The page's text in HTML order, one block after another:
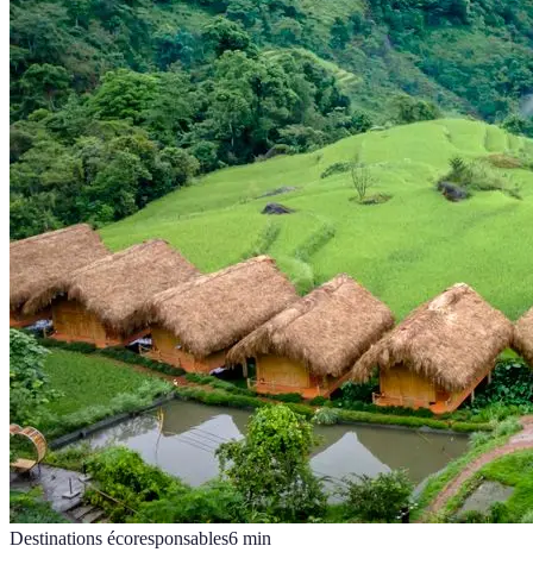
Destinations écoresponsables6 min